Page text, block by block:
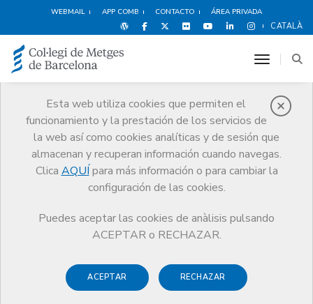
WEBMAIL APP COMB CONTACTO ÁREA PRIVADA
CATALÀ
Esta web utiliza cookies que permiten el
funcionamiento y la prestación de los servicios de
la web así como cookies analíticas y de sesión que
almacenan y recuperan información cuando navegas.
Clica AQUÍ para más información o para cambiar la
configuración de las cookies.
Puedes aceptar las cookies de anàlisis pulsando
ACEPTAR o RECHAZAR.
ACEPTAR RECHAZAR
toggle
Premios
El CoMB Guardonat Edició 2016
Guardonat Edició 2016